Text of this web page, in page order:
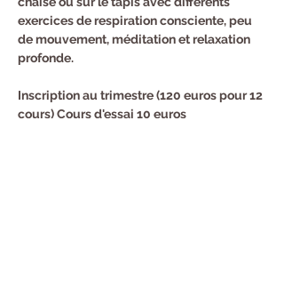
exercices de respiration consciente, peu
de mouvement, méditation et relaxation
profonde.
Inscription au trimestre (120 euros pour 12
cours) Cours d'essai 10 euros